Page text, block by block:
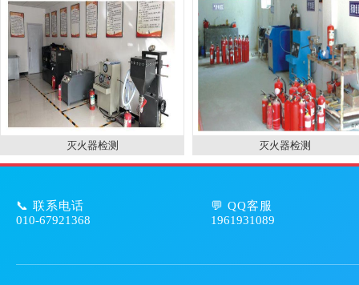
灭火器检测 灭火器检测
📞 联系电话
010-67921368
💬 QQ客服
1961931089